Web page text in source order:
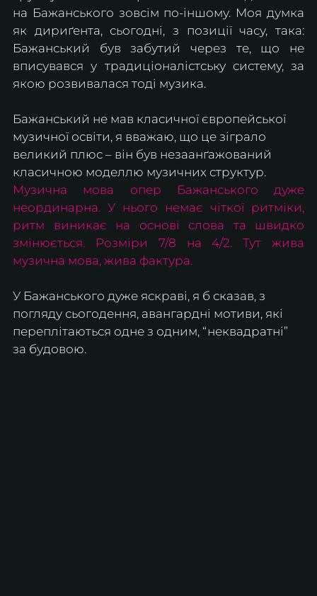
на Бажанського зовсім по-іншому. Моя думка
як дириґента, сьогодні, з позиції часу, така:
Бажанський був забутий через те, що не
вписувався у традиціоналістську систему, за
якою розвивалася тоді музика.
Бажанський не мав класичної європейської
музичної освіти, я вважаю, що це зіграло
великий плюс – він був незаанґажований
класичною моделлю музичних структур.
Музична мова опер Бажанського дуже
неординарна. У нього немає чіткої ритміки,
ритм виникає на основі слова та швидко
змінюється. Розміри 7/8 на 4/2. Тут жива
музична мова, жива фактура.
У Бажанського дуже яскраві, я б сказав, з
погляду сьогодення, авангардні мотиви, які
переплітаються одне з одним, “неквадратні”
за будовою.